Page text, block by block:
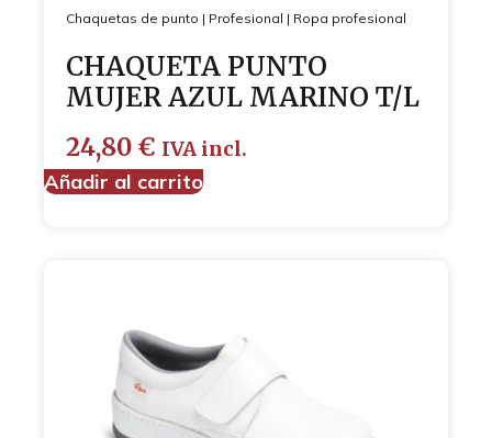
Chaquetas de punto | Profesional | Ropa profesional
CHAQUETA PUNTO
MUJER AZUL MARINO T/L
24,80 € IVA incl.
Añadir al carrito